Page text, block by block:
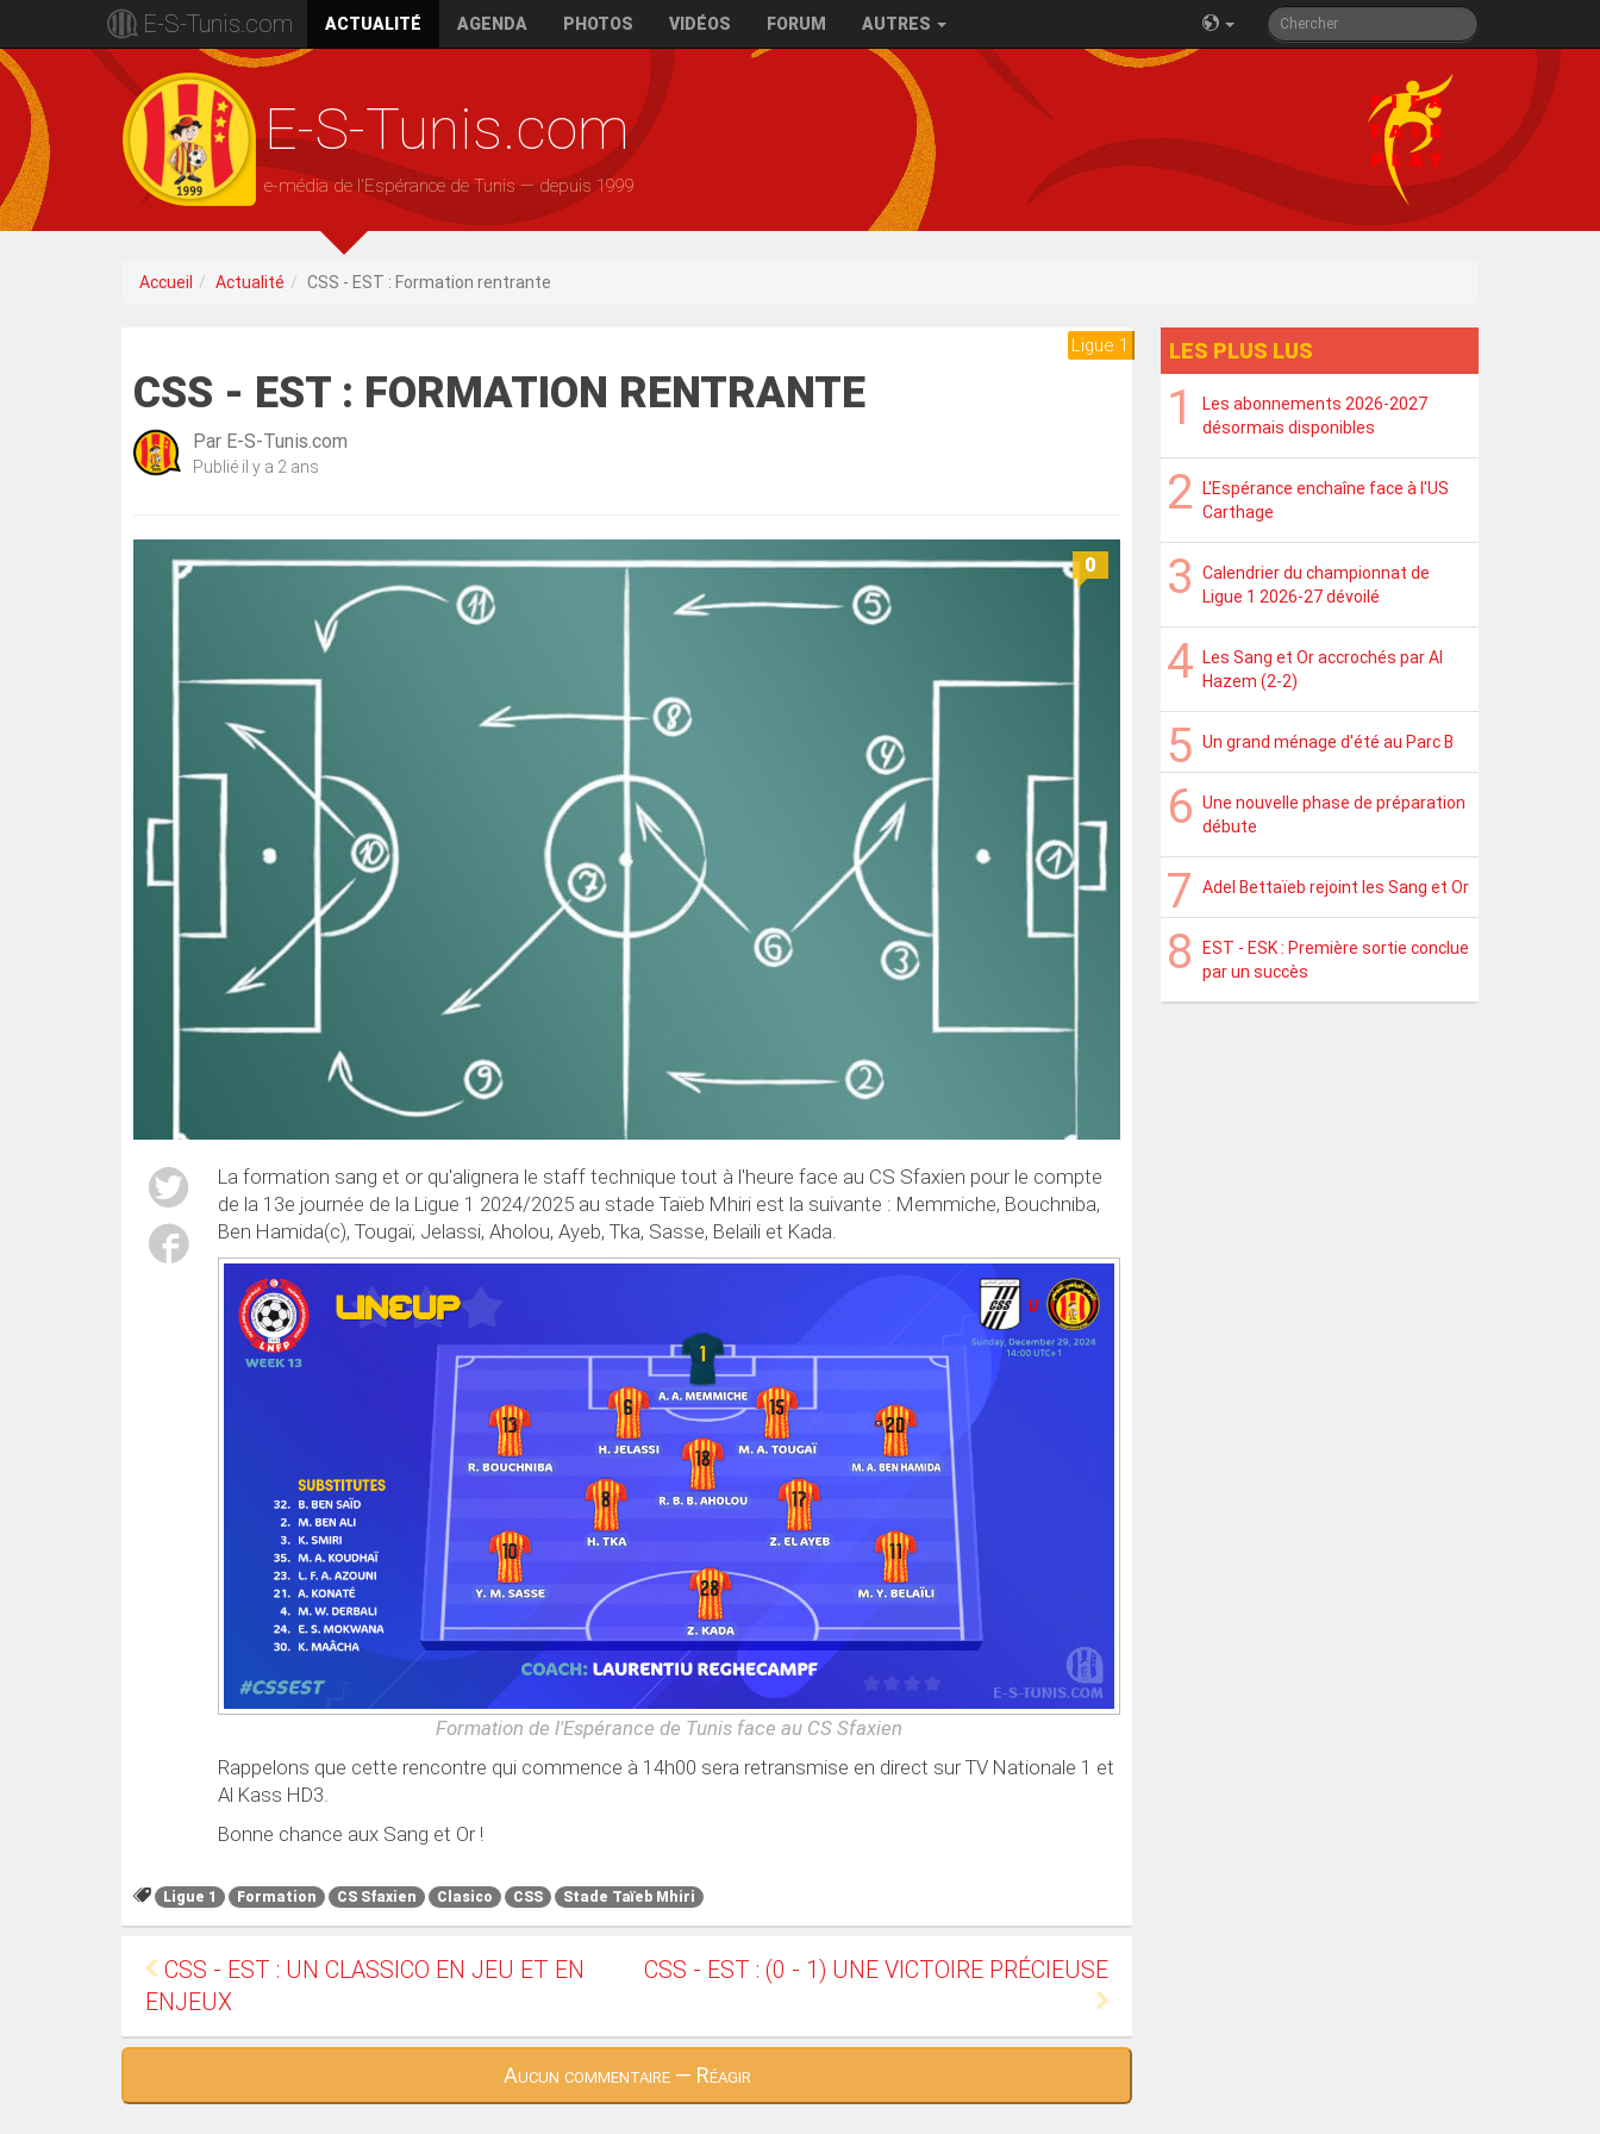
E-S-Tunis.com ACTUALITÉ AGENDA PHOTOS VIDÉOS FORUM AUTRES
E-S-Tunis.com
e-média de l'Espérance de Tunis — depuis 1999
Accueil Actualité CSS - EST : Formation rentrante
Ligue 1
CSS - EST : FORMATION RENTRANTE
Par E-S-Tunis.com
Publié il y a 2 ans
0
La formation sang et or qu'alignera le staff technique tout à l'heure face au CS Sfaxien pour le compte
de la 13e journée de la Ligue 1 2024/2025 au stade Taïeb Mhiri est la suivante : Memmiche, Bouchniba,
Ben Hamida(c), Tougaï, Jelassi, Aholou, Ayeb, Tka, Sasse, Belaïli et Kada.
Formation de l'Espérance de Tunis face au CS Sfaxien
Rappelons que cette rencontre qui commence à 14h00 sera retransmise en direct sur TV Nationale 1 et
Al Kass HD3.
Bonne chance aux Sang et Or !
Ligue 1 Formation CS Sfaxien Clasico CSS Stade Taïeb Mhiri
CSS - EST : UN CLASSICO EN JEU ET EN
ENJEUX
CSS - EST : (0 - 1) UNE VICTOIRE PRÉCIEUSE
Aucun commentaire — Réagir
LES PLUS LUS
Les abonnements 2026-2027
désormais disponibles
L'Espérance enchaîne face à l'US
Carthage
Calendrier du championnat de
Ligue 1 2026-27 dévoilé
Les Sang et Or accrochés par Al
Hazem (2-2)
Un grand ménage d'été au Parc B
Une nouvelle phase de préparation
débute
Adel Bettaïeb rejoint les Sang et Or
EST - ESK : Première sortie conclue
par un succès